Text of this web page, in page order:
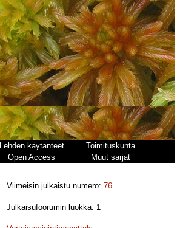
Lehden käytänteet
Toimituskunta
Open Access Muut sarjat
Viimeisin julkaistu numero:76
Julkaisufoorumin luokka: 1